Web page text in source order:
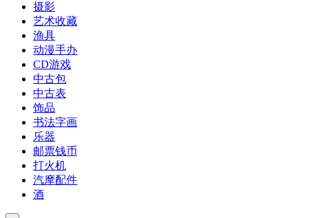
摄影
艺术收藏
渔具
动漫手办
CD游戏
中古包
中古表
饰品
书法字画
乐器
邮票钱币
打火机
汽摩配件
酒